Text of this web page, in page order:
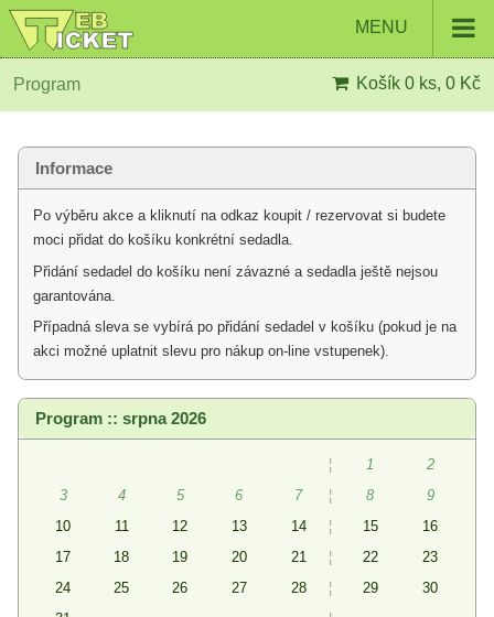
MENU
Program Košík 0 ks, 0 Kč
Informace
Po výběru akce a kliknutí na odkaz koupit / rezervovat si budete
moci přidat do košíku konkrétní sedadla.
Přidání sedadel do košíku není závazné a sedadla ještě nejsou
garantována.
Případná sleva se vybírá po přidání sedadel v košíku (pokud je na
akci možné uplatnit slevu pro nákup on-line vstupenek).
Program :: srpna 2026
¦ 1
2
3
4 5 6 7 ¦ 8
9
10
11 12 13 14 ¦ 15
16
17
18 19 20 21 ¦ 22
23
24
25 26 27 28 ¦ 29
30